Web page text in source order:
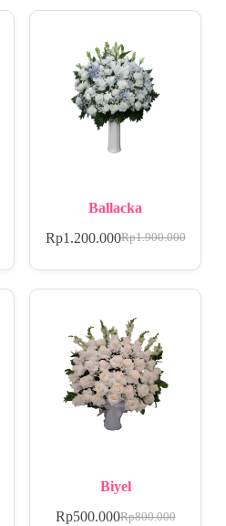
Ballacka
Rp1.900.000
Rp1.200.000
Biyel
Rp800.000
Rp500.000